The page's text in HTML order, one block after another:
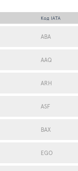
Код IATA
ABA
AAQ
ARH
ASF
BAX
EGO